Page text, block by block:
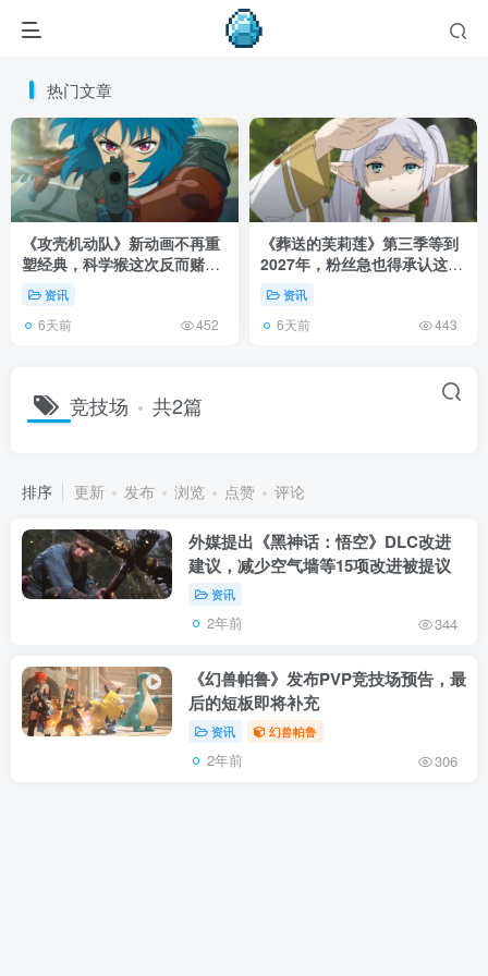
热门文章
《攻壳机动队》新动画不再重
塑经典，科学猴这次反而赌对
了！资讯
6天前 452
《葬送的芙莉莲》第三季等到
2027年，粉丝急也得承认这次
慢得有道理！
资讯
6天前 443
竞技场 共2篇
排序 更新 发布 浏览 点赞 评论
外媒提出《黑神话：悟空》DLC改进
建议，减少空气墙等15项改进被提议
资讯
2年前 344
《幻兽帕鲁》发布PVP竞技场预告，最
后的短板即将补充
资讯 幻兽帕鲁
2年前 306